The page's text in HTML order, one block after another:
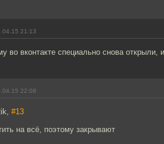
21:13
во вконтакте специально снова открыли,
22:08
#13
на всё, поэтому закрывают